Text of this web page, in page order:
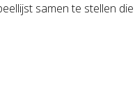
samen te stellen